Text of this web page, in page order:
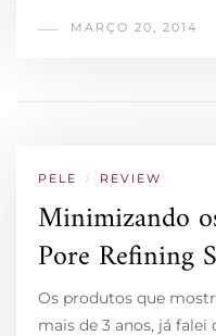
MARÇO 20, 2014
PELE / REVIEW
Minimizando
Pore Refining
Os produtos que
mais de 3 anos, já